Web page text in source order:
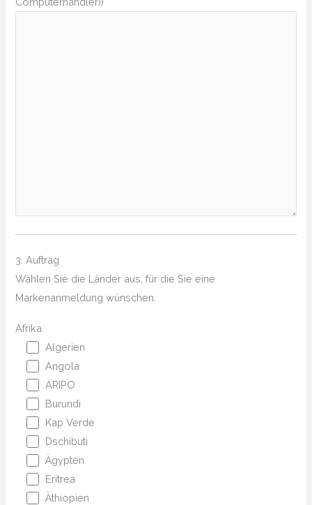
3. Auftrag
Wählen Sie die Länder aus, für die Sie eine
Markenanmeldung wünschen.
Afrika:
Algerien
Angola
ARIPO
Burundi
Kap Verde
Dschibuti
Ägypten
Eritrea
Äthiopien